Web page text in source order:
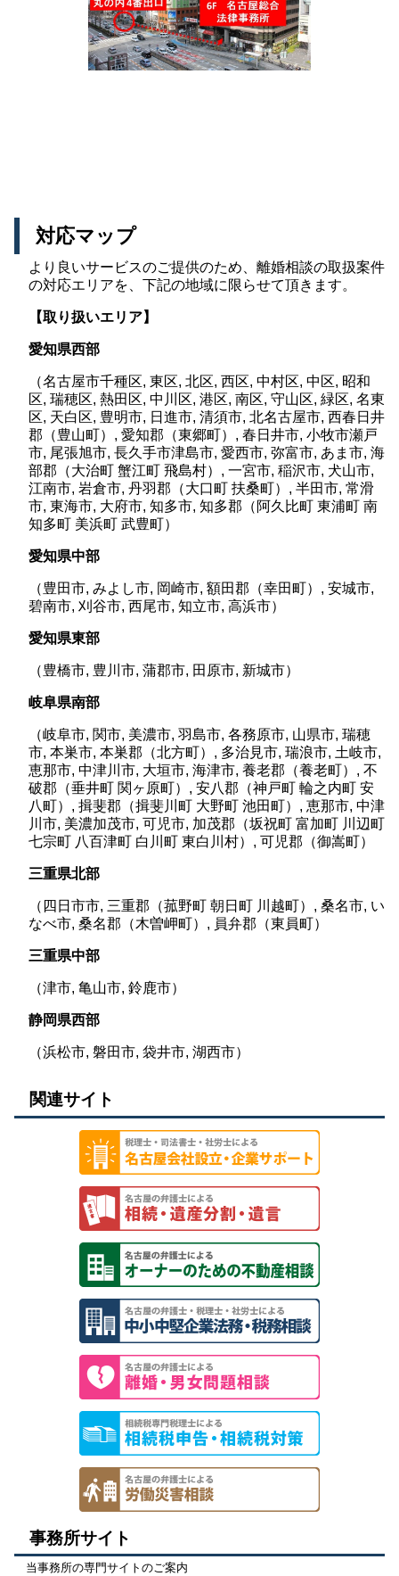
対応マップ
より良いサービスのご提供のため、離婚相談の取扱案件
の対応エリアを、下記の地域に限らせて頂きます。
【取り扱いエリア】
愛知県西部
（名古屋市千種区, 東区, 北区, 西区, 中村区, 中区, 昭和
区, 瑞穂区, 熱田区, 中川区, 港区, 南区, 守山区, 緑区, 名東
区, 天白区, 豊明市, 日進市, 清須市, 北名古屋市, 西春日井
郡（豊山町）, 愛知郡（東郷町）, 春日井市, 小牧市瀬戸
市, 尾張旭市, 長久手市津島市, 愛西市, 弥富市, あま市, 海
部郡（大治町 蟹江町 飛島村）, 一宮市, 稲沢市, 犬山市,
江南市, 岩倉市, 丹羽郡（大口町 扶桑町）, 半田市, 常滑
市, 東海市, 大府市, 知多市, 知多郡（阿久比町 東浦町 南
知多町 美浜町 武豊町）
愛知県中部
（豊田市, みよし市, 岡崎市, 額田郡（幸田町）, 安城市,
碧南市, 刈谷市, 西尾市, 知立市, 高浜市）
愛知県東部
（豊橋市, 豊川市, 蒲郡市, 田原市, 新城市）
岐阜県南部
（岐阜市, 関市, 美濃市, 羽島市, 各務原市, 山県市, 瑞穂
市, 本巣市, 本巣郡（北方町）, 多治見市, 瑞浪市, 土岐市,
恵那市, 中津川市, 大垣市, 海津市, 養老郡（養老町）, 不
破郡（垂井町 関ヶ原町）, 安八郡（神戸町 輪之内町 安
八町）, 揖斐郡（揖斐川町 大野町 池田町）, 恵那市, 中津
川市, 美濃加茂市, 可児市, 加茂郡（坂祝町 富加町 川辺町
七宗町 八百津町 白川町 東白川村）, 可児郡（御嵩町）
三重県北部
（四日市市, 三重郡（菰野町 朝日町 川越町）, 桑名市, い
なべ市, 桑名郡（木曽岬町）, 員弁郡（東員町）
三重県中部
（津市, 亀山市, 鈴鹿市）
静岡県西部
（浜松市, 磐田市, 袋井市, 湖西市）
関連サイト
事務所サイト
当事務所の専門サイトのご案内